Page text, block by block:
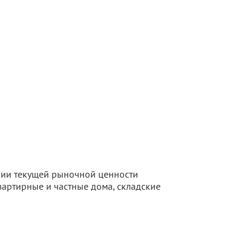
текущей рыночной ценности
и частные дома, складские